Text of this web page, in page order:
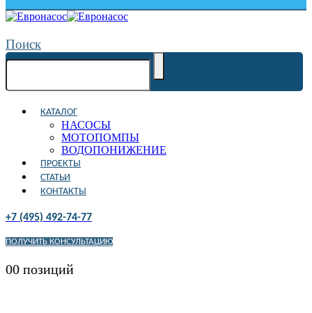
Поиск
КАТАЛОГ
НАСОСЫ
МОТОПОМПЫ
ВОДОПОНИЖЕНИЕ
ПРОЕКТЫ
СТАТЬИ
КОНТАКТЫ
+7 (495) 492-74-77
ПОЛУЧИТЬ КОНСУЛЬТАЦИЮ
00 позиций